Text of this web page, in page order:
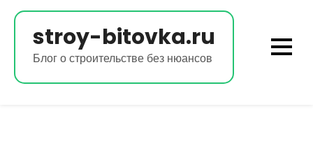
Перейти
содержимому
stroy-bitovka.ru
Блог о строительстве без нюансов